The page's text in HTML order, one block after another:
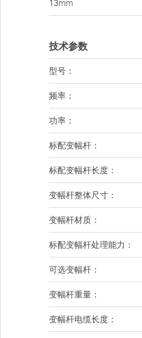
13mm
技术参数
型号：
频率：
功率：
标配变幅杆：
标配变幅杆长度：
变幅杆整体尺寸：
变幅杆材质：
标配变幅杆处理能力：
可选变幅杆：
变幅杆重量：
变幅杆电缆长度：